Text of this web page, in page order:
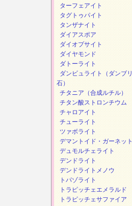
ターフェアイト
タグトゥパイト
タンザナイト
ダイアスポア
ダイオプサイト
ダイヤモンド
ダトーライト
ダンビュライト（ダンブリ
石）
チタニア（合成ルチル）
チタン酸ストロンチウム
チャロアイト
チューライト
ツァボライト
デマントイド・ガーネット
デュモルチェライト
デンドライト
デンドライトメノウ
トパゾライト
トラピッチェエメラルド
トラピッチェサファイア